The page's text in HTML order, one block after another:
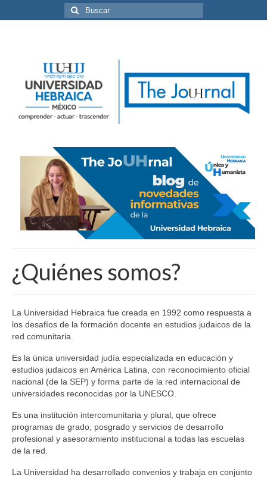
Buscar
por:
¿Quiénes somos?
La Universidad Hebraica fue creada en 1992 como respuesta a
los desafíos de la formación docente en estudios judaicos de la
red comunitaria.
Es la única universidad judía especializada en educación y
estudios judaicos en América Latina, con reconocimiento oficial
nacional (de la SEP) y forma parte de la red internacional de
universidades reconocidas por la UNESCO.
Es una institución intercomunitaria y plural, que ofrece
programas de grado, posgrado y servicios de desarrollo
profesional y asesoramiento institucional a todas las escuelas
de la red.
La Universidad ha desarrollado convenios y trabaja en conjunto